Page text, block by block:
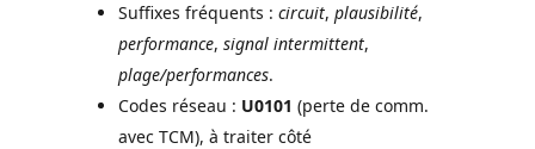
Suffixes fréquents : circuit, plausibilité,
performance, signal intermittent,
plage/performances.
Codes réseau : U0101 (perte de comm.
avec TCM), à traiter côté